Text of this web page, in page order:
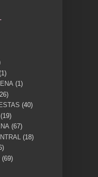
(1)
(40)
(19)
(67)
(18)
(69)